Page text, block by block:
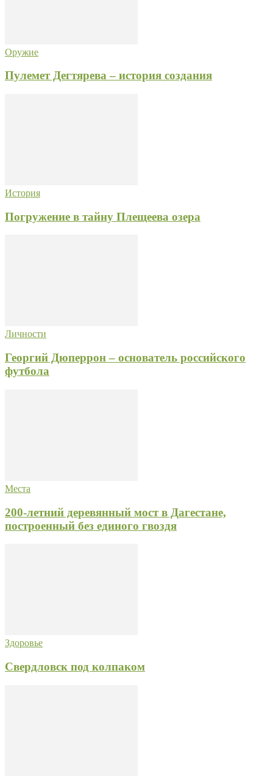
Оружие
Пулемет Дегтярева – история создания
История
Погружение в тайну Плещеева озера
Личности
Георгий Дюперрон – основатель российского
футбола
Места
200-летний деревянный мост в Дагестане,
построенный без единого гвоздя
Здоровье
Свердловск под колпаком